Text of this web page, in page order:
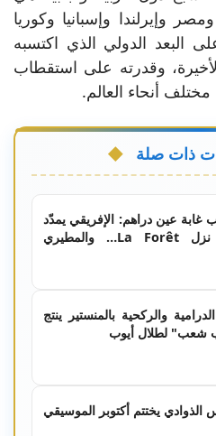
وإيرلندا وإسبانيا وكوريا
البعد الدولي الذي اكتسبه
وقدرته على استقطاب
أنحاء العالم.
ذات صلة
عين دراهم: الإفريقي يمدّد
التربص في نزل La Forêt… والمطيري
الأضواء
والركحية بالمنستير ينتج
شعب" لطلال أيوب
يختتم أكتوبر الموسيقي